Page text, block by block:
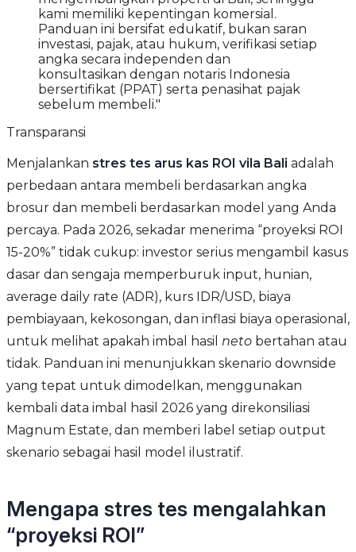
kami memiliki kepentingan komersial.
Panduan ini bersifat edukatif, bukan saran
investasi, pajak, atau hukum, verifikasi setiap
angka secara independen dan
konsultasikan dengan notaris Indonesia
bersertifikat (PPAT) serta penasihat pajak
sebelum membeli."
Transparansi
Menjalankan stres tes arus kas ROI vila Bali adalah
perbedaan antara membeli berdasarkan angka
brosur dan membeli berdasarkan model yang Anda
percaya. Pada 2026, sekadar menerima “proyeksi ROI
15-20%” tidak cukup: investor serius mengambil kasus
dasar dan sengaja memperburuk input, hunian,
average daily rate (ADR), kurs IDR/USD, biaya
pembiayaan, kekosongan, dan inflasi biaya operasional,
untuk melihat apakah imbal hasil neto bertahan atau
tidak. Panduan ini menunjukkan skenario downside
yang tepat untuk dimodelkan, menggunakan
kembali data imbal hasil 2026 yang direkonsiliasi
Magnum Estate, dan memberi label setiap output
skenario sebagai hasil model ilustratif.
Mengapa stres tes mengalahkan
“proyeksi ROI”